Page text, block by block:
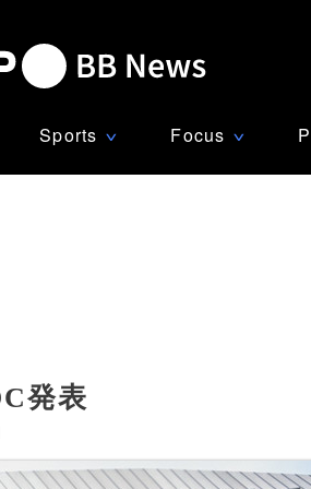
Sports ∨ Focus ∨
発表